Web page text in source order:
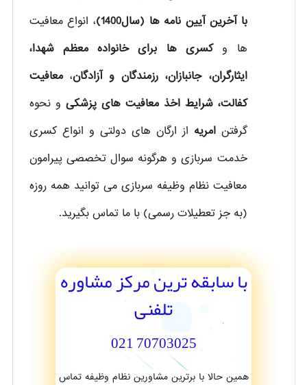
با آخرین آیین نامه ها (سال1400)
، انواع معافیت
ها و کسری ها برای خانواده معظم شهدا،
ایثارگران، جانبازان، رزمندگان و آزادگان،معافیت
کفالت، شرایط اخذ معافیت های پزشکی و نحوه
گرفتنامریه از ارگان های دولتی و انواع کسری
خدمت سربازی و هرگونه سوال تخصصی پیرامون
معافیت نظام وظیفه سربازی می توانید همه روزه
(به جز تعطیلات رسمی) با ما تماس بگیرید.
با سابقه ترین مرکز مشاوره
تلفنی
70703025 021
همین حالا با برترین مشاورین نظام وظیفه تماس